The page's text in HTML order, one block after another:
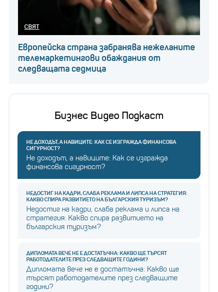
СВЯТ
Европейска страна забранява нежеланите
телемаркетингови обаждания от
следващата седмица
Бизнес Видео Подкаст
НЕ ДОХОДЪТ, А НАВИЦИТЕ: КАК СЕ ИЗГРАЖДА ФИНАНСОВА
СИГУРНОСТ?
Не доходът, а навиците: Как се изгражда
финансова сигурност?
НЕДОСТИГ НА КАДРИ, СЛАБА РЕКЛАМА И ЛИПСА НА СТРАТЕГИЯ:
КАКВО СПИРА РАЗВИТИЕТО НА БЪЛГАРСКИЯ ТУРИЗЪМ?
Недостиг на кадри, слаба реклама и липса на
стратегия: Какво спира развитието на
българския туризъм?
ДИПЛОМАТА ВЕЧЕ НЕ Е ДОСТАТЪЧНА: КАКВО ЩЕ ТЪРСЯТ
РАБОТОДАТЕЛИТЕ ПРЕЗ СЛЕДВАЩИТЕ ГОДИНИ?
Дипломата вече не е достатъчна: Какво ще
търсят работодателите през следващите
години?